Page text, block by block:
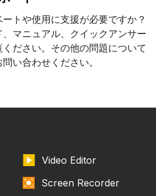
トや使用に支援が必要ですか？
マニュアル、クイックアンサー
ください。その他の問題について
い合わせください。
Video Editor
Screen Recorder